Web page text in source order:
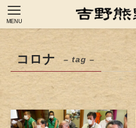
MENU
コロナ – tag –